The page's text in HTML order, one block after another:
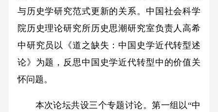
与历史学研究范式更新的关系。中国社会科学
院历史理论研究所历史思潮研究室负责人高希
中研究员以《道之缺失：中国史学近代转型述
论》为题，反思中国史学近代转型中的价值关
怀问题。
本次论坛共设三个专题讨论。第一组以“中